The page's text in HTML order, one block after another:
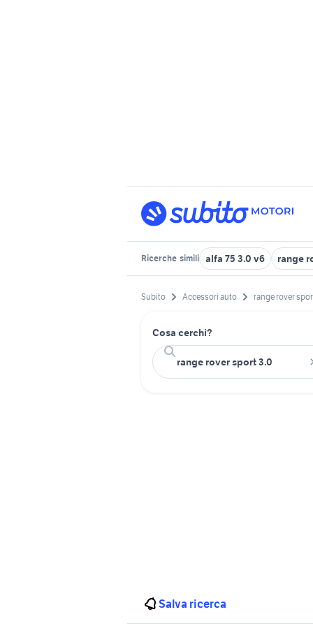
Ricerche simili alfa 75 3.0 v6 range
Subito Accessori auto range rover
Cosa cerchi?
Salva ricerca